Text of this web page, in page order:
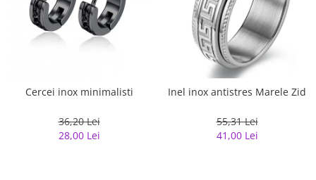
Cercei inox minimalisti
36,20 Lei
28,00 Lei
Inel inox antistres Marele Zid
55,31 Lei
41,00 Lei